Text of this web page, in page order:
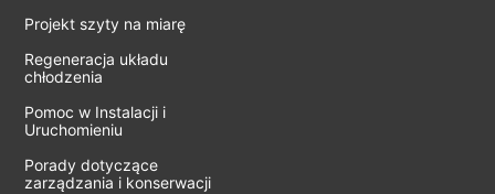
Projekt szyty na miarę
Regeneracja układu
chłodzenia
Pomoc w Instalacji i
Uruchomieniu
Porady dotyczące
zarządzania i konserwacji